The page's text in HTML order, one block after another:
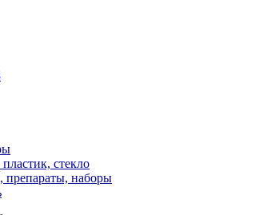
стекло
препараты, наборы